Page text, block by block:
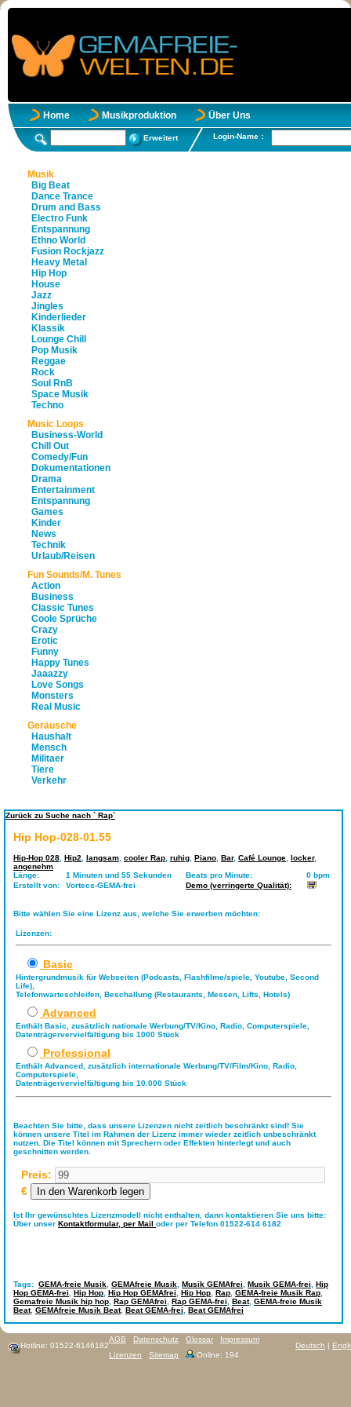
Home Musikproduktion Über Uns
Erweitert Login-Name :
Musik
Big Beat
Dance Trance
Drum and Bass
Electro Funk
Entspannung
Ethno World
Fusion Rockjazz
Heavy Metal
Hip Hop
House
Jazz
Jingles
Kinderlieder
Klassik
Lounge Chill
Pop Musik
Reggae
Rock
Soul RnB
Space Musik
Techno
Music Loops
Business-World
Chill Out
Comedy/Fun
Dokumentationen
Drama
Entertainment
Entspannung
Games
Kinder
News
Technik
Urlaub/Reisen
Fun Sounds/M. Tunes
Action
Business
Classic Tunes
Coole Sprüche
Crazy
Erotic
Funny
Happy Tunes
Jaaazzy
Love Songs
Monsters
Real Music
Geräusche
Haushalt
Mensch
Militaer
Tiere
Verkehr
Zurück zu Suche nach ` Rap`
Hip Hop-028-01.55
Hip-Hop 028 Hip2 langsam cooler Rap ruhig Piano Bar, Café Lounge locker,
angenehm
Länge:
1 Minuten und 55 Sekunden Beats pro Minute:
0 bpm
Erstellt von:
Vortecs-GEMA-frei Demo (verringerte Qualität):
Bitte wählen Sie eine Lizenz aus, welche Sie erwerben möchten:
Lizenzen:
Basic
Hintergrundmusik für Webseiten (Podcasts, Flashfilme/spiele, Youtube, Second
Life),
Telefonwarteschleifen, Beschallung (Restaurants, Messen, Lifts, Hotels)
Advanced
Enthält Basic, zusätzlich nationale Werbung/TV/Kino, Radio, Computerspiele,
Datenträgervervielfältigung bis 1000 Stück
Professional
Enthält Advanced, zusätzlich internationale Werbung/TV/Film/Kino, Radio,
Computerspiele,
Datenträgervervielfältigung bis 10.000 Stück
Beachten Sie bitte, dass unsere Lizenzen nicht zeitlich beschränkt sind! Sie
können unsere Titel im Rahmen der Lizenz immer wieder zeitlich unbeschränkt
nutzen. Die Titel können mit Sprechern oder Effekten hinterlegt und auch
geschnitten werden.
Preis:
€
Ist Ihr gewünschtes Lizenzmodell nicht enthalten, dann kontaktieren Sie uns bitte:
Über unser Kontaktformular, per Mail oder per Telefon 01522-614 6182
Tags: GEMA-freie Musik GEMAfreie Musik Musik GEMAfrei Musik GEMA-frei
Hip
Hop GEMA-frei
Hip Hop Hip Hop GEMAfrei Hip Hop Rap GEMA-freie Musik Rap
Gemafreie Musik hip hop Rap GEMAfrei Rap GEMA-frei Beat, GEMA-freie Musik
Beat, GEMAfreie Musik Beat, Beat GEMA-frei Beat GEMAfrei
Hotline: 01522-6146182 Deutsch |
AGB Datenschutz Glossar
Impressum
Lizenzen
Sitemap Online: 194